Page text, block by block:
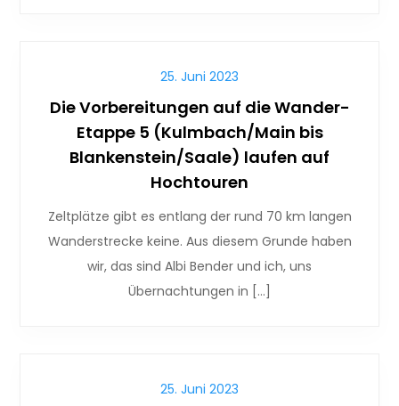
25. Juni 2023
Die Vorbereitungen auf die Wander-
Etappe 5 (Kulmbach/Main bis
Blankenstein/Saale) laufen auf
Hochtouren
Zeltplätze gibt es entlang der rund 70 km langen
Wanderstrecke keine. Aus diesem Grunde haben
wir, das sind Albi Bender und ich, uns
Übernachtungen in […]
25. Juni 2023